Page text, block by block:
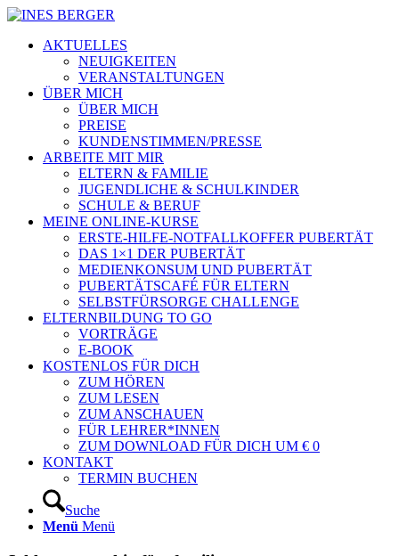
AKTUELLES
NEUIGKEITEN
VERANSTALTUNGEN
ÜBER MICH
ÜBER MICH
PREISE
KUNDENSTIMMEN/PRESSE
ARBEITE MIT MIR
ELTERN & FAMILIE
JUGENDLICHE & SCHULKINDER
SCHULE & BERUF
MEINE ONLINE-KURSE
ERSTE-HILFE-NOTFALLKOFFER PUBERTÄT
DAS 1×1 DER PUBERTÄT
MEDIENKONSUM UND PUBERTÄT
PUBERTÄTSCAFÉ FÜR ELTERN
SELBSTFÜRSORGE CHALLENGE
ELTERNBILDUNG TO GO
VORTRÄGE
E-BOOK
KOSTENLOS FÜR DICH
ZUM HÖREN
ZUM LESEN
ZUM ANSCHAUEN
FÜR LEHRER*INNEN
ZUM DOWNLOAD FÜR DICH UM € 0
KONTAKT
TERMIN BUCHEN
Suche
Menü Menü